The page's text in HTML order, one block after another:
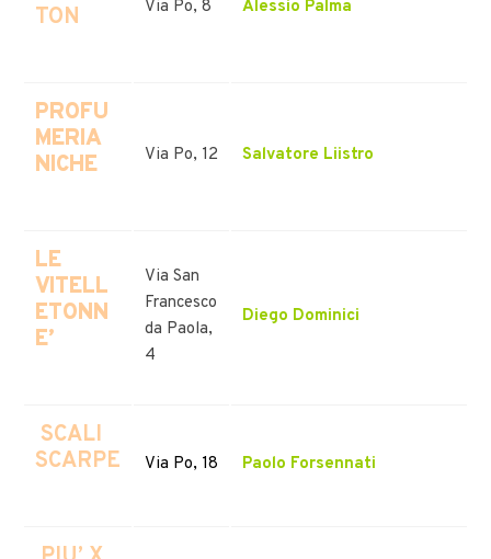
TON
Via Po, 8 Alessio Palma
PROFU
MERIA
NICHE
Via Po, 12 Salvatore Liistro
LE
VITELL
ETONN
E’
Via San
Francesco
da Paola,
4
Diego Dominici
SCALI
SCARPE
Via Po, 18 Paolo Forsennati